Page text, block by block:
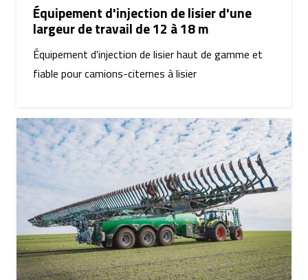
Équipement d'injection de lisier d'une
largeur de travail de 12 à 18 m
Équipement d'injection de lisier haut de gamme et
fiable pour camions-citernes à lisier